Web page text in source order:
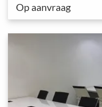
Op aanvraag